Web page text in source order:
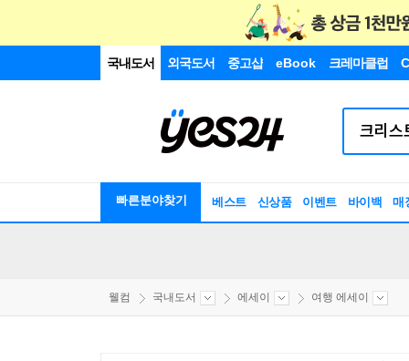
국내도서 외국도서 중고샵 eBook 크레마클럽
빠른분야찾기 베스트 신상품 이벤트 바이백 매
웰컴 국내도서 에세이 여행 에세이